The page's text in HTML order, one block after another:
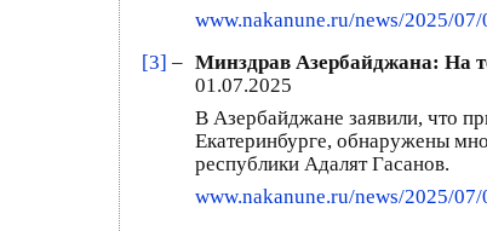
www.nakanune.ru/news/2025/
[3] – Минздрав Азербайджана: На
01.07.2025
В Азербайджане заявили, что
Екатеринбурге, обнаружены
республики Адалят Гасанов.
www.nakanune.ru/news/2025/